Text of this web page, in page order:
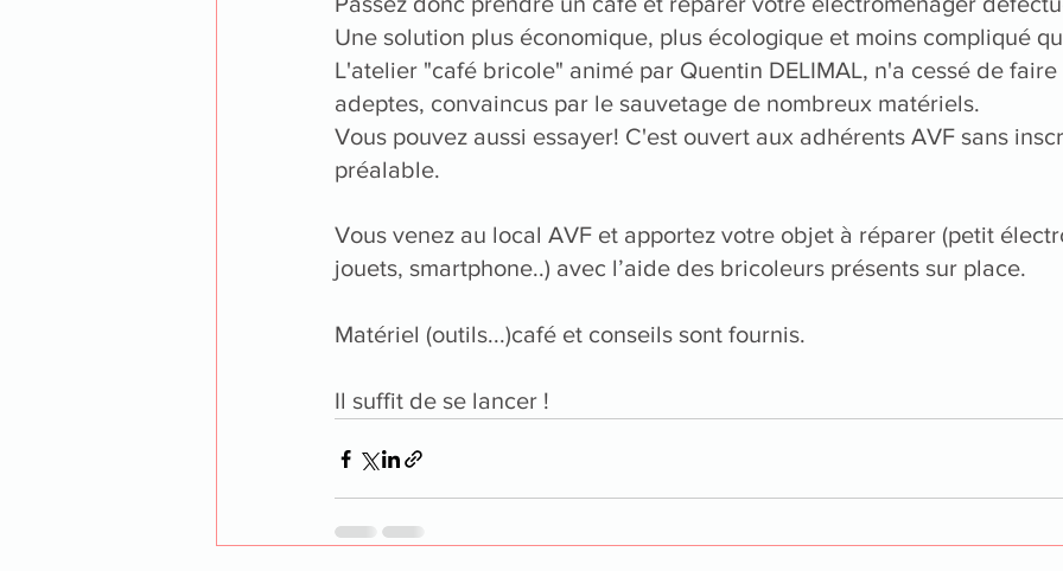
Une solution plus économique, plus écologique et moins compliqué
L'atelier "café bricole" animé par Quentin DELIMAL, n'a cessé de
adeptes, convaincus par le sauvetage de nombreux matériels.
Vous pouvez aussi essayer! C'est ouvert aux adhérents AVF sans
préalable.
Vous venez au local AVF et apportez votre objet à réparer (petit
jouets, smartphone..) avec l’aide des bricoleurs présents sur place.
Matériel (outils...)café et conseils sont fournis.
Il suffit de se lancer !